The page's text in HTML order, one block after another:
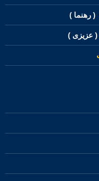
( رهنما )
( عزیزی )